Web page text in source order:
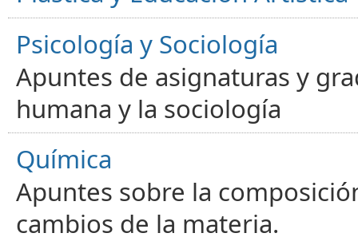
Psicología y Sociología
Apuntes de asignaturas y
humana y la sociología
Química
Apuntes sobre la
cambios de la materia.